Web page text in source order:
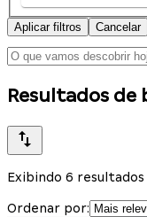
Aplicar filtros Cancelar
Resultados de
Exibindo 6
Ordenar por: